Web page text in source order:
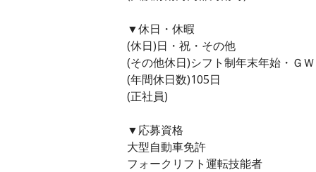
▼休日・休暇
(休日)日・祝・その他
(その他休日)シフト制年末年始・Ｇ
(年間休日数)105日
(正社員)
▼応募資格
大型自動車免許
フォークリフト運転技能者